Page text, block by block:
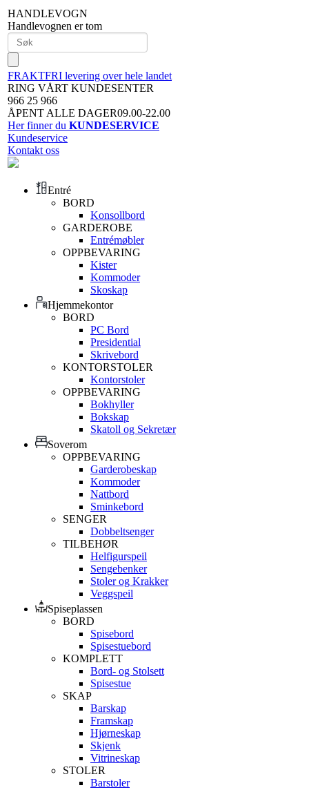
HANDLEVOGN
Handlevognen er tom
FRAKTFRI levering over hele landet
RING VÅRT KUNDESENTER
966 25 966
ÅPENT ALLE DAGER09.00-22.00
Her finner du KUNDESERVICE
Kundeservice
Kontakt oss
Entré
BORD
Konsollbord
GARDEROBE
Entrémøbler
OPPBEVARING
Kister
Kommoder
Skoskap
Hjemmekontor
BORD
PC Bord
Presidential
Skrivebord
KONTORSTOLER
Kontorstoler
OPPBEVARING
Bokhyller
Bokskap
Skatoll og Sekretær
Soverom
OPPBEVARING
Garderobeskap
Kommoder
Nattbord
Sminkebord
SENGER
Dobbeltsenger
TILBEHØR
Helfigurspeil
Sengebenker
Stoler og Krakker
Veggspeil
Spiseplassen
BORD
Spisebord
Spisestuebord
KOMPLETT
Bord- og Stolsett
Spisestue
SKAP
Barskap
Framskap
Hjørneskap
Skjenk
Vitrineskap
STOLER
Barstoler